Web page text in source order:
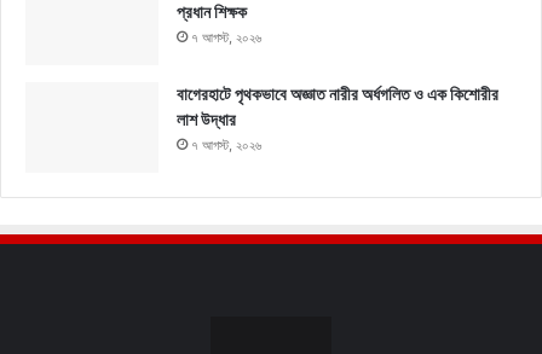
প্রধান শিক্ষক
৭ আগস্ট, ২০২৬
বাগেরহাটে পৃথকভাবে অজ্ঞাত নারীর অর্ধগলিত ও এক কিশোরীর
লাশ উদ্ধার
৭ আগস্ট, ২০২৬